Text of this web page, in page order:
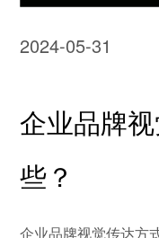
2024-05-31
企业品牌
些？
企业品牌视觉传达方